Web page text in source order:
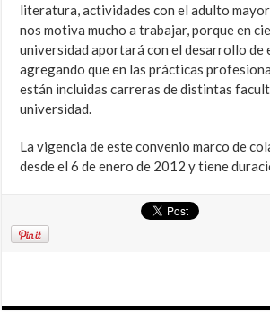
literatura, actividades con el adulto
nos motiva mucho a trabajar, porque en
universidad aportará con el desarrollo de
agregando que en las prácticas
están incluidas carreras de distintas
universidad.
La vigencia de este convenio marco de
desde el 6 de enero de 2012 y tiene